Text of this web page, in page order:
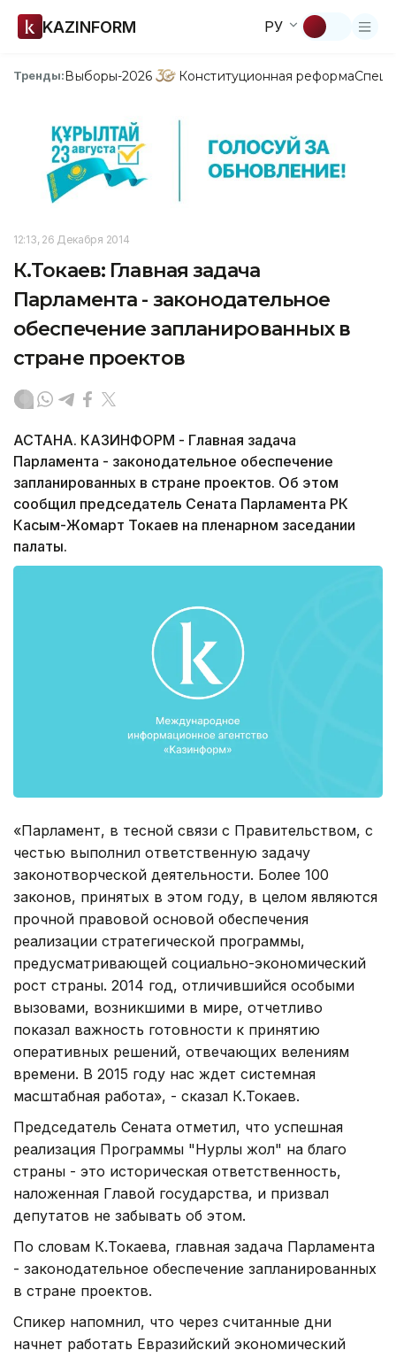
KAZINFORM РУ
Тренды:Выборы-2026 Конституционная реформа
12:13, 26 Декабря 2014
К.Токаев: Главная задача
Парламента - законодательное
обеспечение запланированных в
стране проектов
АСТАНА. КАЗИНФОРМ - Главная задача
Парламента - законодательное обеспечение
запланированных в стране проектов. Об этом
сообщил председатель Сената Парламента РК
Касым-Жомарт Токаев на пленарном заседании
палаты.
«Парламент, в тесной связи с Правительством, с
честью выполнил ответственную задачу
законотворческой деятельности. Более 100
законов, принятых в этом году, в целом являются
прочной правовой основой обеспечения
реализации стратегической программы,
предусматривающей социально-экономический
рост страны. 2014 год, отличившийся особыми
вызовами, возникшими в мире, отчетливо
показал важность готовности к принятию
оперативных решений, отвечающих велениям
времени. В 2015 году нас ждет системная
масштабная работа», - сказал К.Токаев.
Председатель Сената отметил, что успешная
реализация Программы "Нурлы жол" на благо
страны - это историческая ответственность,
наложенная Главой государства, и призвал
депутатов не забывать об этом.
По словам К.Токаева, главная задача Парламента
- законодательное обеспечение запланированных
в стране проектов.
Спикер напомнил, что через считанные дни
начнет работать Евразийский экономический